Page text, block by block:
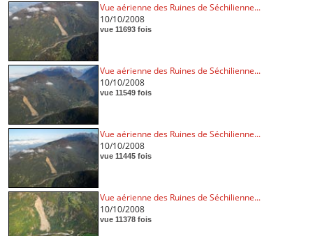
Vue aérienne des Ruines de Séchilienne...
10/10/2008
vue 11693 fois
Vue aérienne des Ruines de Séchilienne...
10/10/2008
vue 11549 fois
Vue aérienne des Ruines de Séchilienne...
10/10/2008
vue 11445 fois
Vue aérienne des Ruines de Séchilienne...
10/10/2008
vue 11378 fois